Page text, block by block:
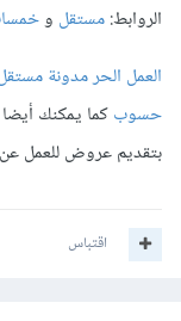
الروابط:مستقلو
العمل الحر مدونة مستقل
حسوبكما يمكنك أيضا
بتقديم عروض للعمل عن
اقتباس